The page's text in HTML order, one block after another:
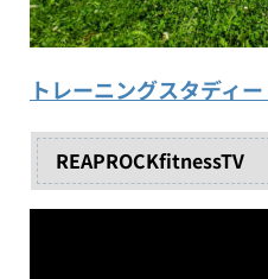
トレーニングスタディー
REAPROCKfitnessTV